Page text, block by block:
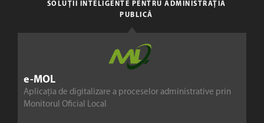
e-MOL
Aplicația de digitalizare a proceselor administrative prin
Monitorul Oficial Local
SOLUȚII INTELIGENTE PENTRU ADMINISTRAȚIA
PUBLICĂ